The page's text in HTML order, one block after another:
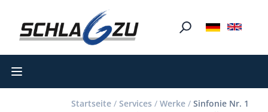
Open main menu
Startseite / Services / Werke / Sinfonie Nr. 1